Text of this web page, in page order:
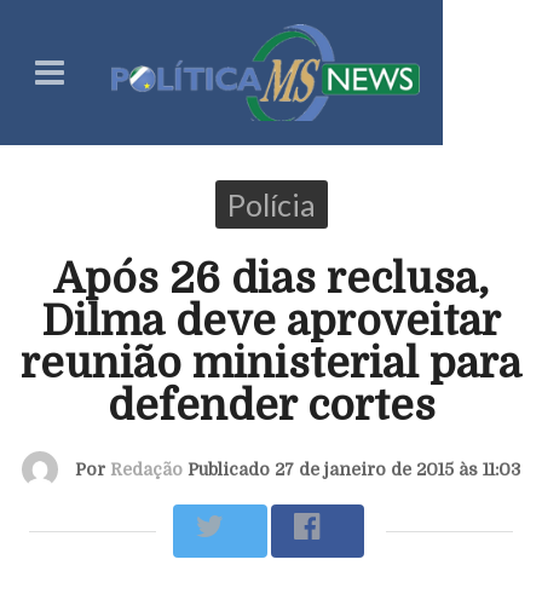
Polícia
Após 26 dias reclusa,
Dilma deve aproveitar
reunião ministerial para
defender cortes
Por Redação Publicado 27 de janeiro de 2015 às 11:03